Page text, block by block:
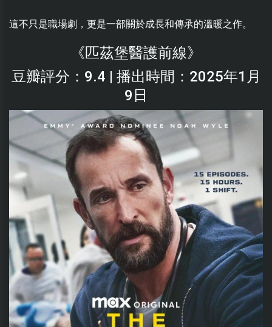
這不只是職場劇，更是一部關於成長和傳承的溫暖之作。
《匹茲堡醫護前線》
豆瓣評分：9.4 | 播出時間：2025年1月
9日